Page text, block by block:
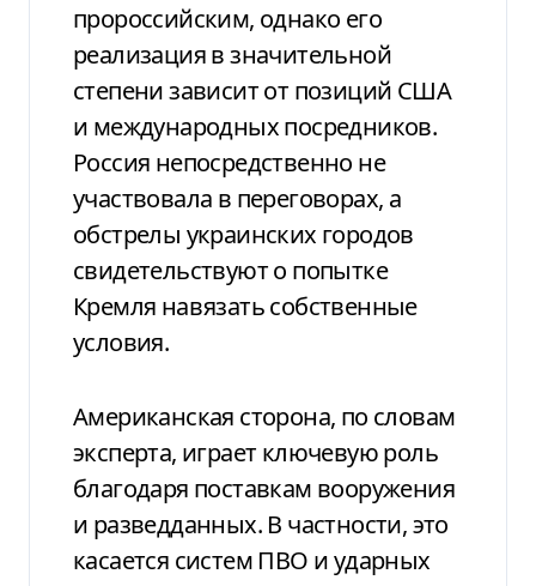
пророссийским, однако его
реализация в значительной
степени зависит от позиций США
и международных посредников.
Россия непосредственно не
участвовала в переговорах, а
обстрелы украинских городов
свидетельствуют о попытке
Кремля навязать собственные
условия.
Американская сторона, по словам
эксперта, играет ключевую роль
благодаря поставкам вооружения
и разведданных. В частности, это
касается систем ПВО и ударных